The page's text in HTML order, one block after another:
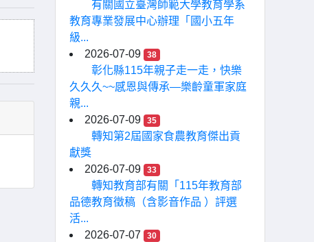
有關國立臺灣師範大學教育學系
教育專業發展中心辦理「國小五年
級...
2026-07-09
38
彰化縣115年親子走一走，快樂
久久久~~感恩與傳承—樂齡童軍家庭
親...
2026-07-09
35
轉知第2屆國家食農教育傑出貢
獻獎
2026-07-09
33
轉知教育部有關「115年教育部
品德教育徵稿（含影音作品 ）評選
活...
2026-07-07
30